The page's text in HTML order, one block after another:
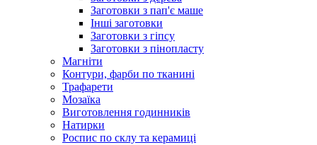
Заготовки з пап'є маше
Інші заготовки
Заготовки з гіпсу
Заготовки з пінопласту
Магніти
Контури, фарби по тканині
Трафарети
Мозаїка
Виготовлення годинників
Натирки
Роспис по склу та керамиці